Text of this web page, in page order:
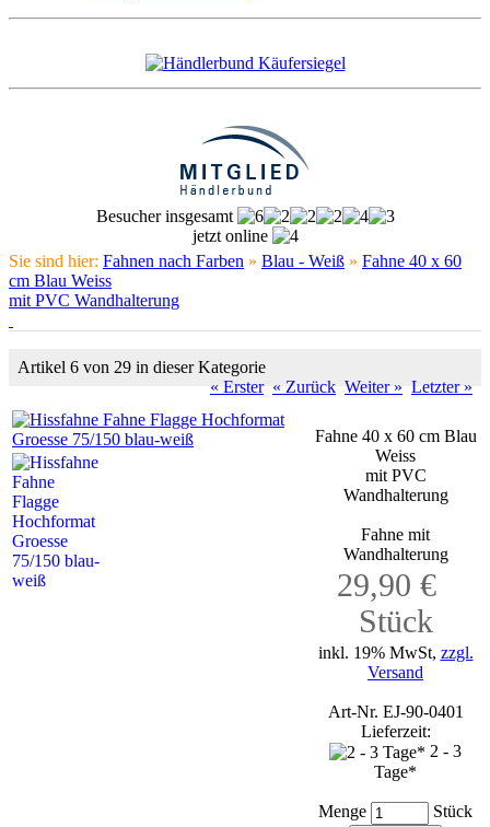
Besucher insgesamt
jetzt online
Sie sind hier: Fahnen nach Farben » Blau - Weiß » Fahne 40 x 60
cm Blau Weiss
mit PVC Wandhalterung
Artikel 6 von 29 in dieser Kategorie
« Erster « Zurück Weiter » Letzter »
Fahne 40 x 60 cm Blau
Weiss
mit PVC
Wandhalterung
Fahne mit
Wandhalterung
29,90 €
Stück
inkl. 19% MwSt, zzgl.
Versand
Art-Nr. EJ-90-0401
Lieferzeit:
2 - 3
Tage*
Menge Stück